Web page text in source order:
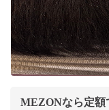
MEZONなら定額